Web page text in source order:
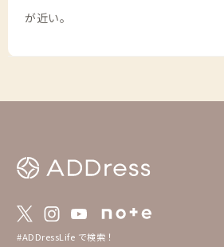
が近い。
#ADDressLife で検索！